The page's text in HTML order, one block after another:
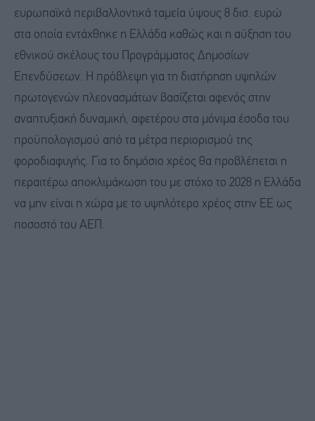
ευρωπαϊκά περιβαλλοντικά ταμεία ύψους 8 δισ. ευρώ
στα οποία εντάχθηκε η Ελλάδα καθώς και η αύξηση του
εθνικού σκέλους του Προγράμματος Δημοσίων
Επενδύσεων. Η πρόβλεψη για τη διατήρηση υψηλών
πρωτογενών πλεονασμάτων βασίζεται αφενός στην
αναπτυξιακή δυναμική, αφετέρου στα μόνιμα έσοδα του
προϋπολογισμού από τα μέτρα περιορισμού της
φοροδιαφυγής. Για το δημόσιο χρέος θα προβλέπεται η
περαιτέρω αποκλιμάκωση του με στόχο το 2028 η Ελλάδα
να μην είναι η χώρα με το υψηλότερο χρέος στην ΕΕ ως
ποσοστό του ΑΕΠ.